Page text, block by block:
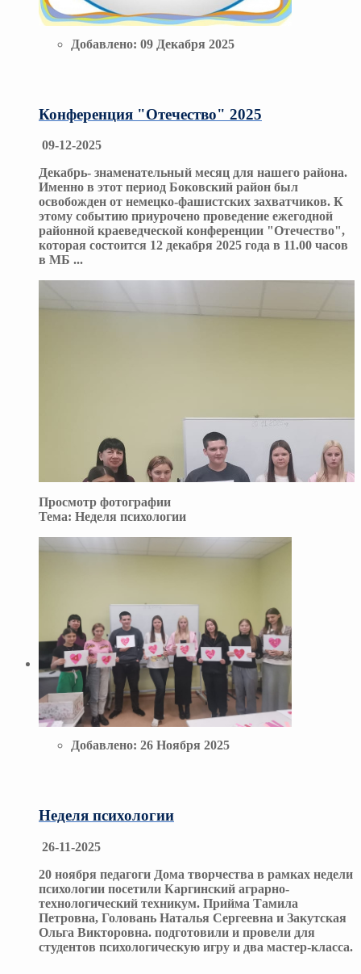
Добавлено: 09 Декабря 2025
Конференция "Отечество" 2025
09-12-2025
Декабрь- знаменательный месяц для нашего района.
Именно в этот период Боковский район был
освобожден от немецко-фашистских захватчиков. К
этому событию приурочено проведение ежегодной
районной краеведческой конференции "Отечество",
которая состоится 12 декабря 2025 года в 11.00 часов
в МБ ...
Просмотр фотографии
Тема: Неделя психологии
Добавлено: 26 Ноября 2025
Неделя психологии
26-11-2025
20 ноября педагоги Дома творчества в рамках недели
психологии посетили Каргинский аграрно-
технологический техникум. Прийма Тамила
Петровна, Головань Наталья Сергеевна и Закутская
Ольга Викторовна. подготовили и провели для
студентов психологическую игру и два мастер-класса.